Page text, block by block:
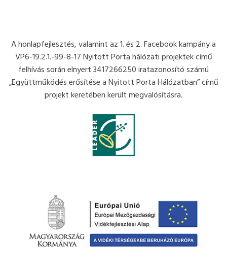
A honlapfejlesztés, valamint az 1. és 2. Facebook kampány a
VP6-19.2.1.-99-8-17 Nyitott Porta hálózati projektek című
felhívás során elnyert 3417266250 iratazonosító számú
„Együttműködés erősítése a Nyitott Porta Hálózatban” című
projekt keretében került megvalósításra.